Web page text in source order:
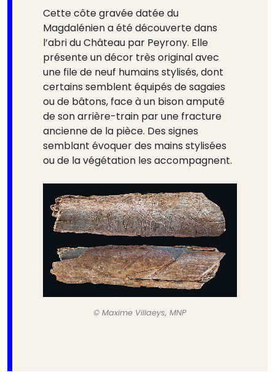
Cette côte gravée datée du
Magdalénien a été découverte dans
l’abri du Château par Peyrony. Elle
présente un décor très original avec
une file de neuf humains stylisés, dont
certains semblent équipés de sagaies
ou de bâtons, face à un bison amputé
de son arrière-train par une fracture
ancienne de la pièce. Des signes
semblant évoquer des mains stylisées
ou de la végétation les accompagnent.
© Maxime Villaeys, MNP